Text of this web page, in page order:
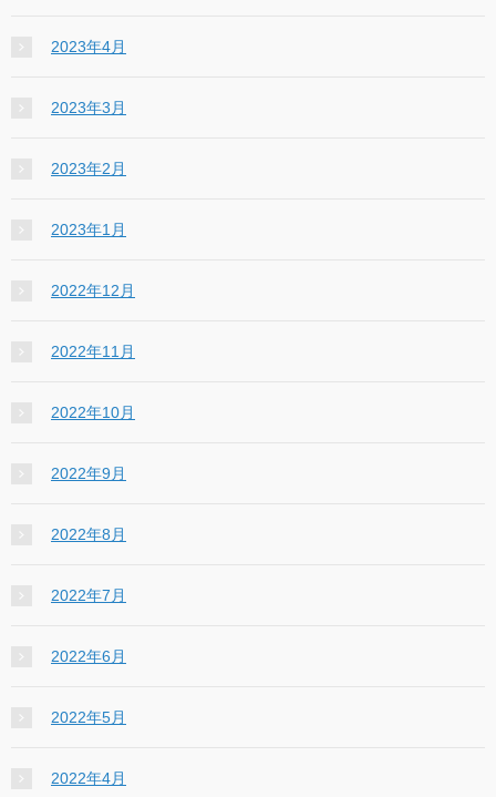
2023年4月
2023年3月
2023年2月
2023年1月
2022年12月
2022年11月
2022年10月
2022年9月
2022年8月
2022年7月
2022年6月
2022年5月
2022年4月